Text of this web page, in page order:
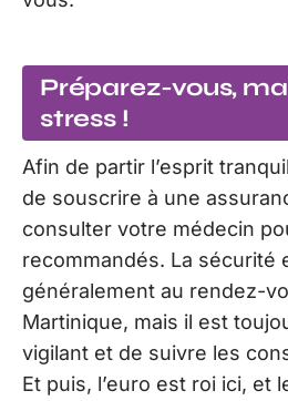
Préparez-vous,
stress !
Afin de partir l’esprit
de souscrire à une
consulter votre médecin
recommandés. La sécurité
généralement au rendez-
Martinique, mais il est
vigilant et de suivre les
Et puis, l’euro est roi ici, et